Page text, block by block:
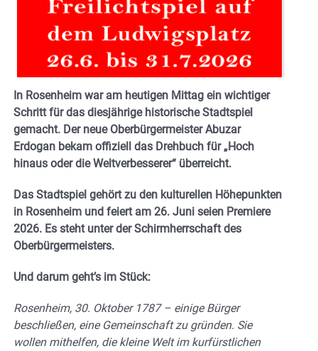
In Rosenheim war am heutigen Mittag ein wichtiger
Schritt für das diesjährige historische Stadtspiel
gemacht. Der neue Oberbürgermeister Abuzar
Erdogan bekam offiziell das Drehbuch für „Hoch
hinaus oder die Weltverbesserer“ überreicht.
Das Stadtspiel gehört zu den kulturellen Höhepunkten
in Rosenheim und feiert am 26. Juni seien Premiere
2026. Es steht unter der Schirmherrschaft des
Oberbürgermeisters.
Und darum geht’s im Stück:
Rosenheim, 30. Oktober 1787 – einige Bürger
beschließen, eine Gemeinschaft zu gründen. Sie
wollen mithelfen, die kleine Welt im kurfürstlichen